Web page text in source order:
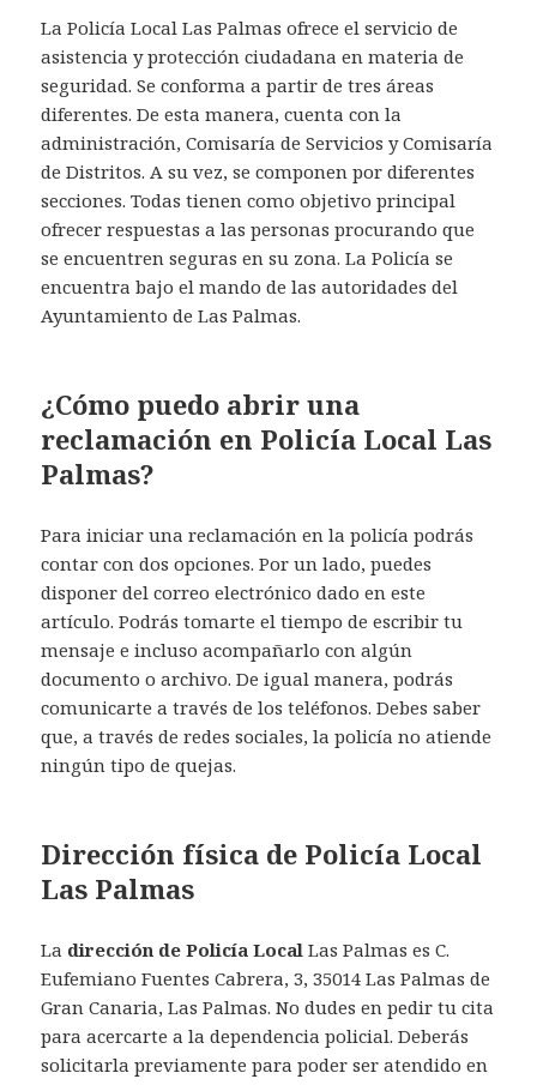
La Policía Local Las Palmas ofrece el servicio de
asistencia y protección ciudadana en materia de
seguridad. Se conforma a partir de tres áreas
diferentes. De esta manera, cuenta con la
administración, Comisaría de Servicios y Comisaría
de Distritos. A su vez, se componen por diferentes
secciones. Todas tienen como objetivo principal
ofrecer respuestas a las personas procurando que
se encuentren seguras en su zona. La Policía se
encuentra bajo el mando de las autoridades del
Ayuntamiento de Las Palmas.
¿Cómo puedo abrir una
reclamación en Policía Local Las
Palmas?
Para iniciar una reclamación en la policía podrás
contar con dos opciones. Por un lado, puedes
disponer del correo electrónico dado en este
artículo. Podrás tomarte el tiempo de escribir tu
mensaje e incluso acompañarlo con algún
documento o archivo. De igual manera, podrás
comunicarte a través de los teléfonos. Debes saber
que, a través de redes sociales, la policía no atiende
ningún tipo de quejas.
Dirección física de Policía Local
Las Palmas
La dirección de Policía Local Las Palmas es C.
Eufemiano Fuentes Cabrera, 3, 35014 Las Palmas de
Gran Canaria, Las Palmas. No dudes en pedir tu cita
para acercarte a la dependencia policial. Deberás
solicitarla previamente para poder ser atendido en